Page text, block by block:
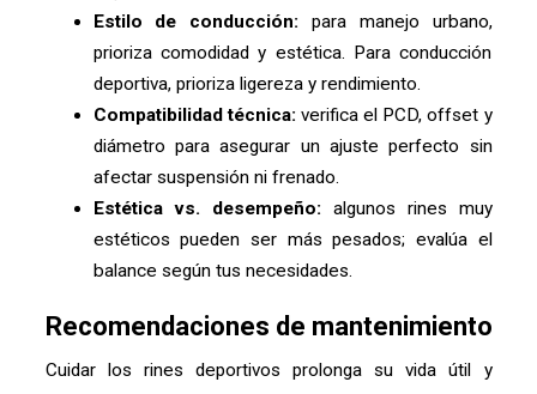
Estilo de conducción: para manejo urbano,
prioriza comodidad y estética. Para conducción
deportiva, prioriza ligereza y rendimiento.
Compatibilidad técnica: verifica el PCD, offset y
diámetro para asegurar un ajuste perfecto sin
afectar suspensión ni frenado.
Estética vs. desempeño: algunos rines muy
estéticos pueden ser más pesados; evalúa el
balance según tus necesidades.
Recomendaciones de mantenimiento
Cuidar los rines deportivos prolonga su vida útil y